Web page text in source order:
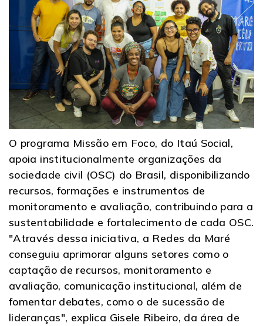
O programa Missão em Foco, do Itaú Social,
apoia institucionalmente organizações da
sociedade civil (OSC) do Brasil, disponibilizando
recursos, formações e instrumentos de
monitoramento e avaliação, contribuindo para a
sustentabilidade e fortalecimento de cada OSC.
"Através dessa iniciativa, a Redes da Maré
conseguiu aprimorar alguns setores como o
captação de recursos, monitoramento e
avaliação, comunicação institucional, além de
fomentar debates, como o de sucessão de
lideranças", explica Gisele Ribeiro, da área de